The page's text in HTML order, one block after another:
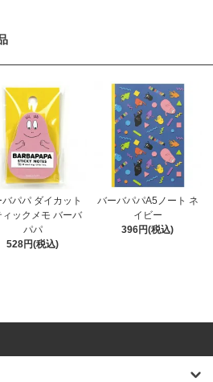
バパパ ダイカット
ィックメモ バーバ
パパ
528円(税込)
バーバパパA5ノート ネ
イビー
396円(税込)